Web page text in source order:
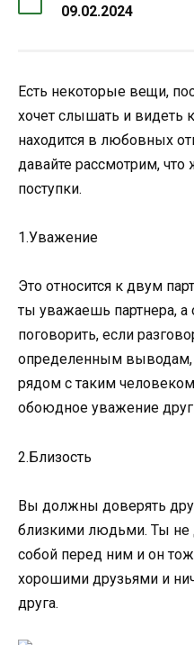
09.02.2024
Есть некоторые вещи,
хочет слышать и видеть
находится в любовных
давайте рассмотрим, что
поступки.
1.Уважение
Это относится к двум
ты уважаешь партнера, а
поговорить, если
определенным выводам,
рядом с таким
обоюдное уважение друг
2.Близость
Вы должны доверять
близкими людьми. Ты не
собой перед ним и он
хорошими друзьями и
друга.